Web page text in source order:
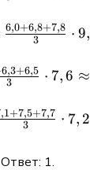
8,9
\frac{6,0
7,8}{3}
\cdot 9,8
\approx
192,08
3
6,0+6,8+7,8 ⋅ 9,
7,6
3
6,3+6,5 ⋅ 7, 6 ≈
7,7}{3}
3
,1+7,5+7,7 ⋅ 7, 2
1.